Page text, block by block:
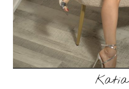
Katia